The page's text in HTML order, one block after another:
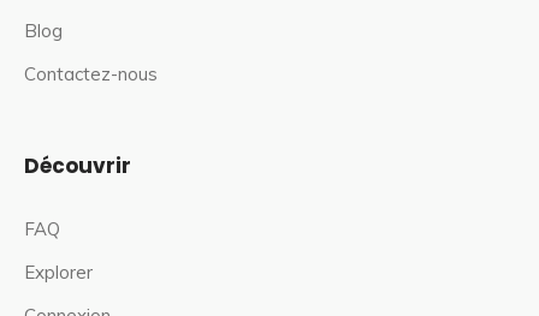
Blog
Contactez-nous
Découvrir
FAQ
Explorer